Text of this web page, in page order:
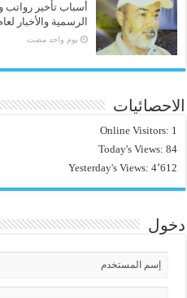
أسباب تأخير
الرسمية والأخبار لعام
‏يوم واحد مضت
الاحصائيات
Online Visitors: 1
Today's Views: 84
Yesterday's Views: 4٬612
دخول